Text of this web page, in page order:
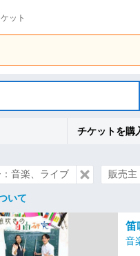
ット
チケットを購
音楽、ライブ 販売
いて
笛
音